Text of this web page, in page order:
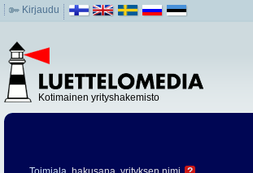
Kirjaudu
Kotimainen yrityshakemisto